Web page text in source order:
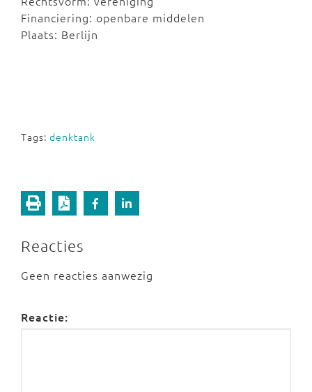
Financiering: openbare middelen
Plaats: Berlijn
Tags: denktank
Reacties
Geen reacties aanwezig
Reactie: